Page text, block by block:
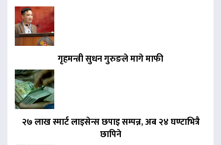
गृहमन्त्री सुधन गुरुङले मागे माफी
२७ लाख स्मार्ट लाइसेन्स छपाइ सम्पन्न, अब २४ घण्टाभित्रै
छापिने